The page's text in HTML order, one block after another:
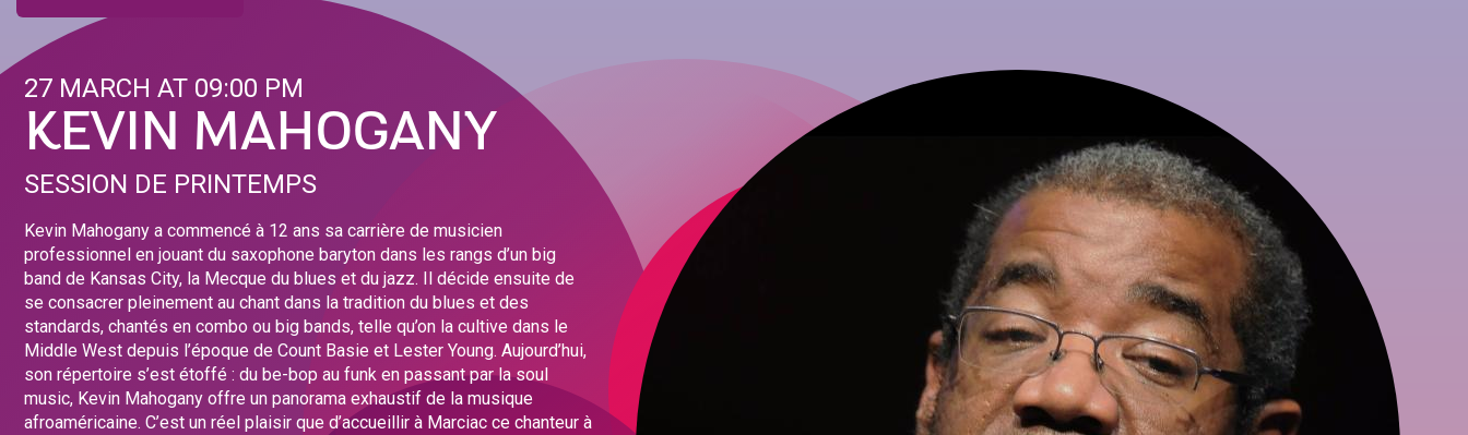
27 MARCH AT 09:00 PM
KEVIN MAHOGANY
SESSION DE PRINTEMPS
Kevin Mahogany a commencé à 12 ans sa carrière de musicien
professionnel en jouant du saxophone baryton dans les rangs d’un big
band de Kansas City, la Mecque du blues et du jazz. Il décide ensuite de
se consacrer pleinement au chant dans la tradition du blues et des
standards, chantés en combo ou big bands, telle qu’on la cultive dans le
Middle West depuis l’époque de Count Basie et Lester Young. Aujourd’hui,
son répertoire s’est étoffé : du be-bop au funk en passant par la soul
music, Kevin Mahogany offre un panorama exhaustif de la musique
afroaméricaine. C’est un réel plaisir que d’accueillir à Marciac ce chanteur à